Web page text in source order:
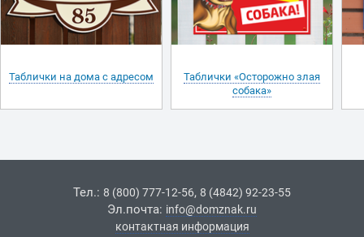
Таблички на дома с адресом
Таблички «Осторожно злая
собака»
Тел.: 8 (800) 777-12-56, 8 (4842) 92-23-55
Эл.почта: info@domznak.ru
контактная информация